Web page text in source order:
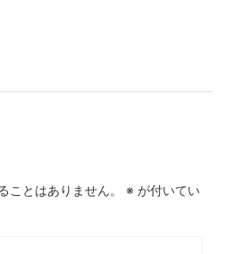
ことはありません。 ※ が付いてい